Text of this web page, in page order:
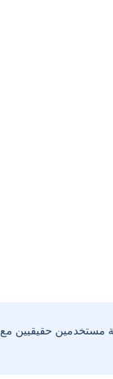
مستخدمين حقيقيين مع